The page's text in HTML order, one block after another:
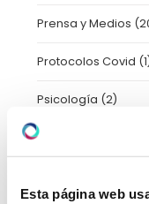
Esta página web
Prensa y Medios
Protocolos Covid
Psicología (2)
Radiología